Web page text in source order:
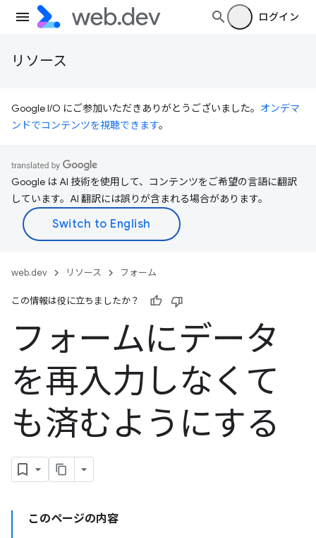
ログイン
リソース
Google I/O にご参加いただきありがとうございました。 オンデマ
ンドでコンテンツを視聴できます。
Google は AI 技術を使用して、コンテンツをご希望の言語に翻訳
しています。AI 翻訳には誤りが含まれる場合があります。
web.dev リソース フォーム
この情報は役に立ちましたか？
フォームにデータ
を再入力しなくて
も済むようにする
このページの内容